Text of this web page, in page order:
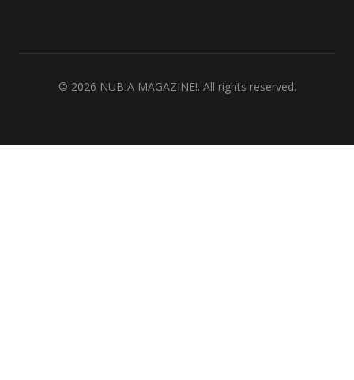
© 2026 NUBIA MAGAZINE!. All rights reserved.